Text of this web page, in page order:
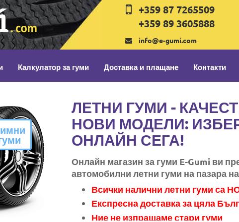
+359 87 7265509
+359 89 3605888
info@e-gumi.com
Калкулатор за гуми Доставка и плащане Контакти
ЛЕТНИ ГУМИ -
НОВИ МОДЕЛИ:
ОНЛАЙН СЕГА!
Онлайн магазин за гуми E-Gumi ви
автомобилни летни гуми на пазара
Всички налични летни гуми са
Експресна доставка за цяла
Ние не изпращаме стари гуми